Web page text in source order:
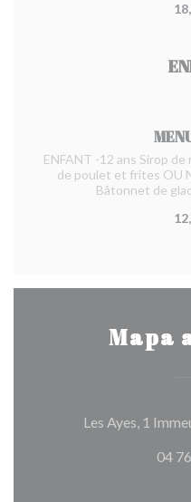
ENFANT -12 ans Sirop
de poulet et frites OU
Bâtonnet de
Mapa
Les Ayes, 1
04